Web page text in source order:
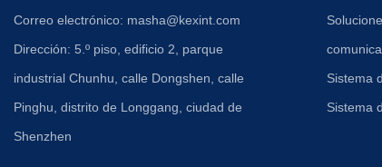
Correo electrónico: masha@kexint.com
Dirección: 5.º piso, edificio 2, parque
industrial Chunhu, calle Dongshen, calle
Pinghu, distrito de Longgang, ciudad de
Shenzhen
Sistema
Sistema